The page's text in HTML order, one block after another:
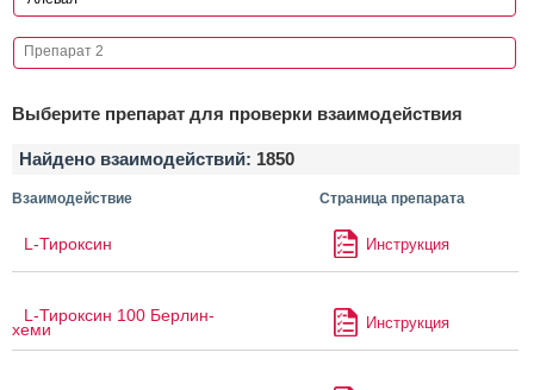
Выберите препарат для проверки взаимодействия
Найдено взаимодействий: 1850
Взаимодействие Страница препарата
L-Тироксин Инструкция
L-Тироксин 100 Берлин-
хеми Инструкция